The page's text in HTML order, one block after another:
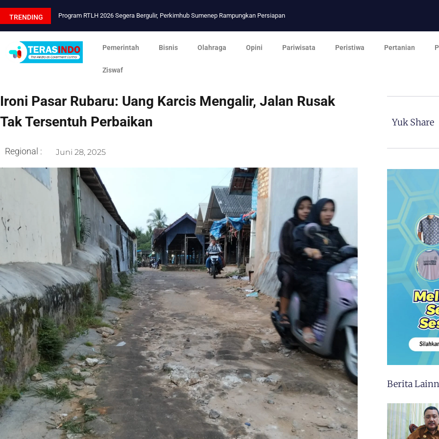
TRENDING Program RTLH 2026 Segera Bergulir, Perkimhub Sumenep Rampungkan Persiapan
Pemerintah Bisnis Olahraga Opini Pariwisata Peristiwa Pertanian
Ziswaf
Ironi Pasar Rubaru: Uang Karcis Mengalir, Jalan Rusak
Tak Tersentuh Perbaikan
Regional : Juni 28, 2025
Yuk Share
Berita